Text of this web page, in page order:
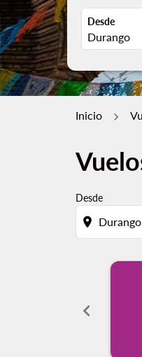
Desde
Inicio
Desde
location_on
chevron_left